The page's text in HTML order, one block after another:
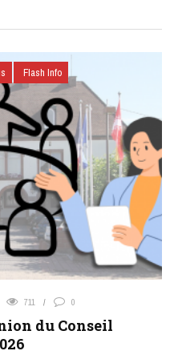
Flash Info
711 0
du Conseil